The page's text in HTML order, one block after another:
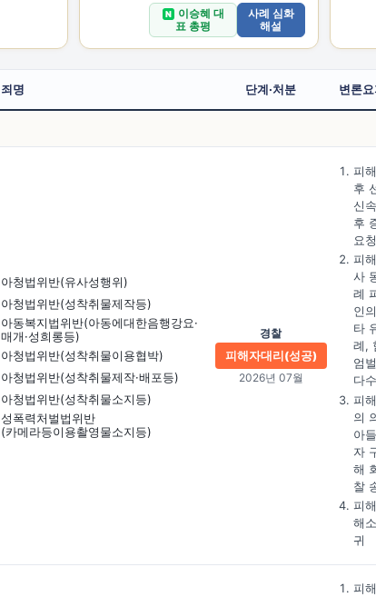
N
이승혜 대
표 총평
사례 심화
해설
죄명 단계·처분 변론요
아청법위반(유사성행위)
아청법위반(성착취물제작등)
아동복지법위반(아동에대한음행강요·
매개·성희롱등)
아청법위반(성착취물이용협박)
아청법위반(성착취물제작·배포등)
아청법위반(성착취물소지등)
성폭력처벌법위반
(카메라등이용촬영물소지등)
경찰
피해자대리(성공)
2026년 07월
피
후
신
후
요청
피
사
례
인
타
례,
엄
다
피
의
아
자
해
찰
피
해
귀
피